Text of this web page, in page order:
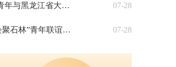
07-28
海南省三亚市海外联谊会港澳台侨青年与黑龙江省大兴安岭地区各族青年交流联谊活动在漠河市举办
07-28
漠河市多部门联合开展“青约漠河 会聚石林”青年联谊科普活动